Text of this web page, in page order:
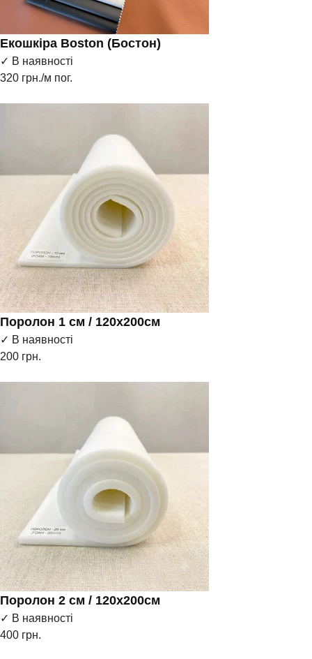
Екошкіра Boston (Бостон)
✓ В наявності
320 грн./м пог.
Поролон 1 см / 120х200см
✓ В наявності
200 грн.
Поролон 2 см / 120х200см
✓ В наявності
400 грн.